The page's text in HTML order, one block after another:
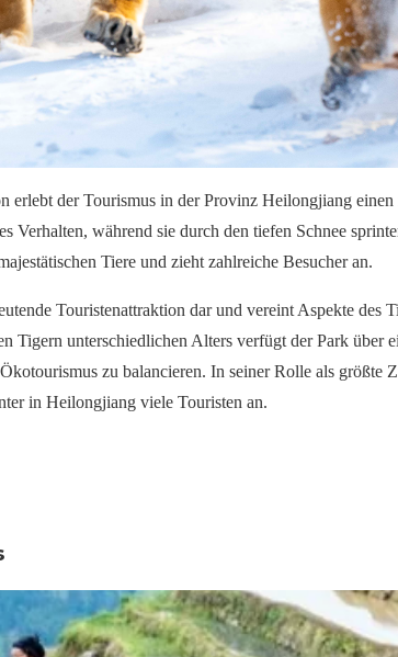
erlebt der Tourismus in der Provinz Heilongjiang
Verhalten, während sie durch den tiefen Schnee
Tiere und zieht zahlreiche Besucher an.
Touristenattraktion dar und vereint Aspekte
Tigern unterschiedlichen Alters verfügt der Park
zu balancieren. In seiner Rolle als größte
in Heilongjiang viele Touristen an.